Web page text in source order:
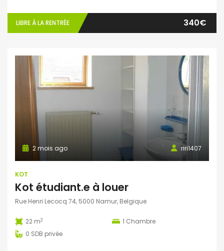
LIBRE À LA RENTRÉE 340€
riri1407
2 mois ago
KOT
Kot étudiant.e à louer
Rue Henri Lecocq 74, 5000 Namur, Belgique
22 m2 1 Chambre
0 SDB privée